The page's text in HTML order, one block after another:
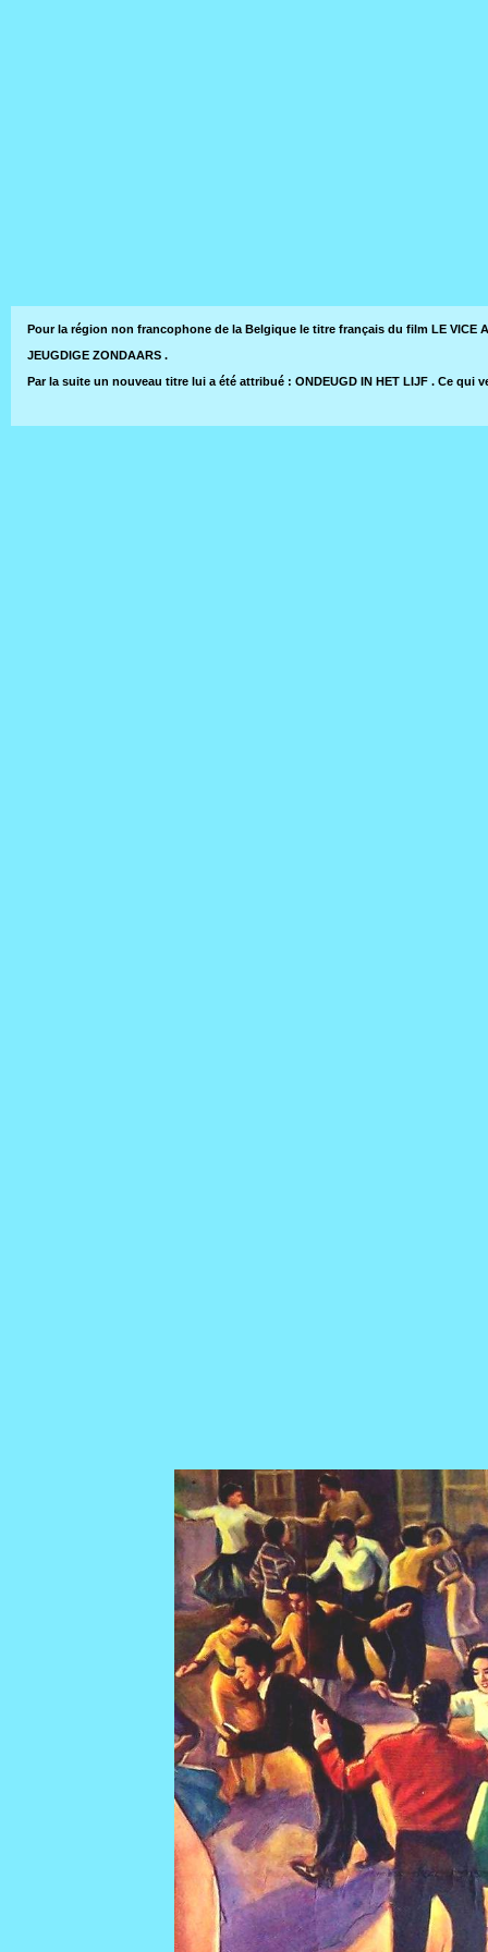
Pour la région non francophone de la Belgique le titre français du film LE VICE
JEUGDIGE ZONDAARS .
Par la suite un nouveau titre lui a été attribué : ONDEUGD IN HET LIJF . Ce qui